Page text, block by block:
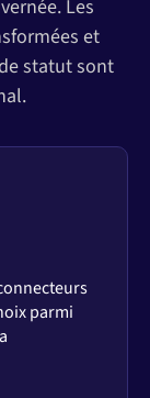
Les
et
statut sont
parmi